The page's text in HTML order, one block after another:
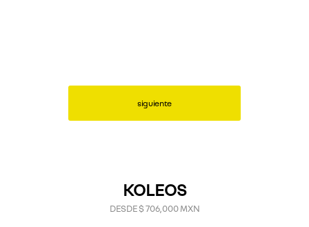
siguiente
KOLEOS
DESDE $ 706,000 MXN